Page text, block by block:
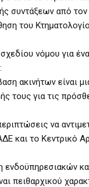
συντάξεων από
του
νόμου για
ακινήτων είναι
τους για τις
να
και το Κεντρικό
πειθαρχικού